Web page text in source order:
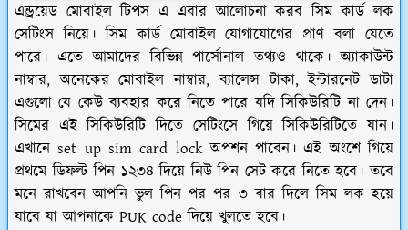
এন্ড্রয়েড মোবাইল টিপস এ এবার আলোচনা করব সিম কার্ড লক
সেটিংস নিয়ে। সিম কার্ড মোবাইল যোগাযোগের প্রাণ বলা যেতে
পারে। এতে আমাদের বিভিন্ন পার্সোনাল তথ্যও থাকে। অ্যাকাউন্ট
নাম্বার, অনেকের মোবাইল নাম্বার, ব্যালেন্স টাকা, ইন্টারনেট ডাটা
এগুলো যে কেউ ব্যবহার করে নিতে পারে যদি সিকিউরিটি না দেন।
সিমের এই সিকিউরিটি দিতে সেটিংসে গিয়ে সিকিউরিটিতে যান।
এখানে set up sim card lock অপশন পাবেন। এই অংশে গিয়ে
প্রথমে ডিফল্ট পিন ১২৩৪ দিয়ে নিউ পিন সেট করে নিতে হবে। তবে
মনে রাখবেন আপনি ভুল পিন পর পর ৩ বার দিলে সিম লক হয়ে
যাবে যা আপনাকে PUK code দিয়ে খুলতে হবে।